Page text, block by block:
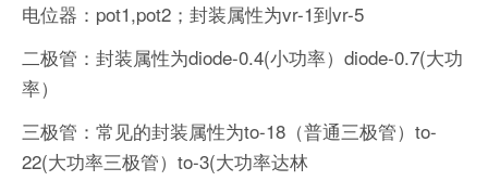
电位器：pot1,pot2；封装属性为vr-1到vr-5
二极管：封装属性为diode-0.4(小功率）diode-0.7(大功
率）
三极管：常见的封装属性为to-18（普通三极管）to-
22(大功率三极管）to-3(大功率达林